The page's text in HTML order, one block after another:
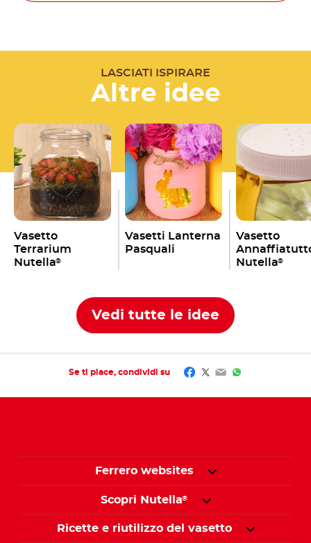
LASCIATI ISPIRARE
Altre idee
Vasetto
Terrarium
Nutella®
Vasetti Lanterna
Pasquali
Vasetto
Nutella®
Vedi tutte le idee
Se ti piace, condividi su Facebook
Twitter
EmailWhatsApp
Ferrero websites
Scopri Nutella®
Ricette e riutilizzo del vasetto